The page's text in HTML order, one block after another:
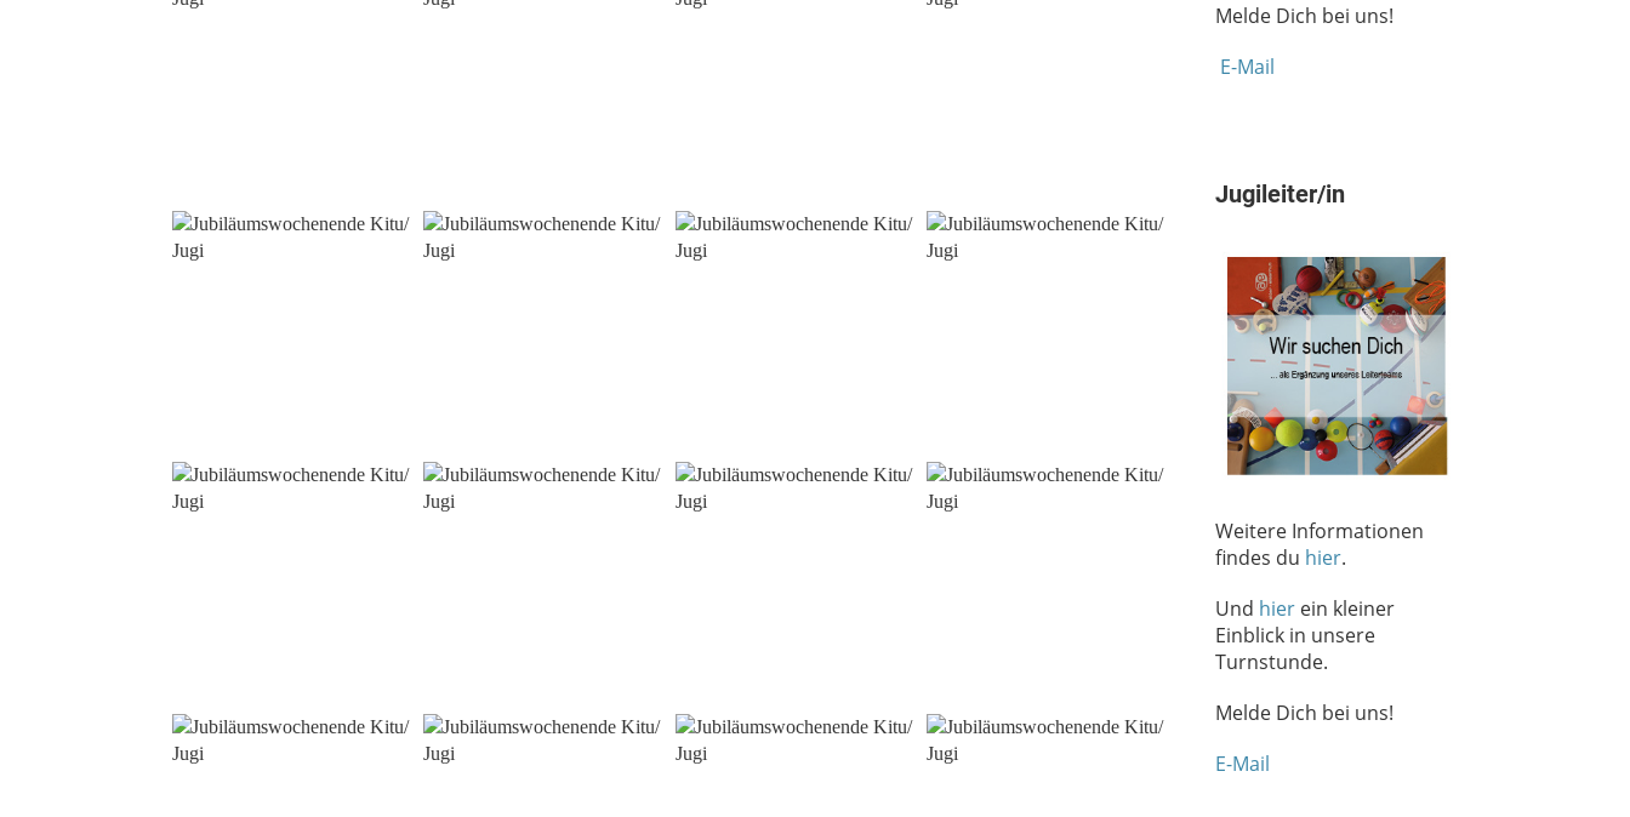
Melde Dich bei uns!
E-Mail
Jugileiter/in
Weitere Informationen
findes du hier.
Und hier ein kleiner
Einblick in unsere
Turnstunde.
Melde Dich bei uns!
E-Mail